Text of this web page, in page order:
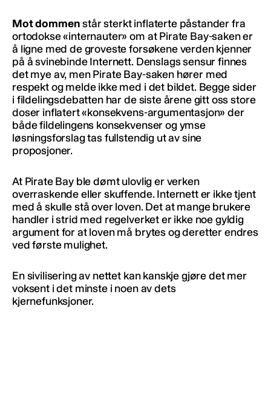
Mot dommenstår sterkt inflaterte påstander fra
ortodokse «internauter» om at Pirate Bay-saken er
å ligne med de groveste forsøkene verden kjenner
på å svinebinde Internett. Denslags sensur finnes
det mye av, men Pirate Bay-saken hører med
respekt og melde ikke med i det bildet. Begge sider
i fildelingsdebatten har de siste årene gitt oss store
doser inflatert «konsekvens-argumentasjon» der
både fildelingens konsekvenser og ymse
løsningsforslag tas fullstendig ut av sine
proposjoner.
At Pirate Bay ble dømt ulovlig er verken
overraskende eller skuffende. Internett er ikke tjent
med å skulle stå over loven. Det at mange brukere
handler i strid med regelverket er ikke noe gyldig
argument for at loven må brytes og deretter endres
ved første mulighet.
En sivilisering av nettet kan kanskje gjøre det mer
voksent i det minste i noen av dets
kjernefunksjoner.